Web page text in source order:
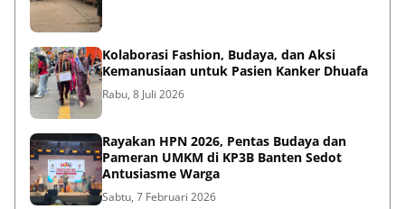
Kolaborasi Fashion, Budaya, dan Aksi
Kemanusiaan untuk Pasien Kanker Dhuafa
Rabu, 8 Juli 2026
Rayakan HPN 2026, Pentas Budaya dan
Pameran UMKM di KP3B Banten Sedot
Antusiasme Warga
Sabtu, 7 Februari 2026